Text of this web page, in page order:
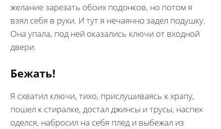
желание зарезать обоих подонков, но потом я
взял себя в руки. И тут я нечаянно задел подушку.
Она упала, под ней оказались ключи от входной
двери.
Бежать!
Я схватил ключи, тихо, прислушиваясь к храпу,
пошел к стиралке, достал джинсы и трусы, наспех
оделся, набросил на себя плед и выбежал из